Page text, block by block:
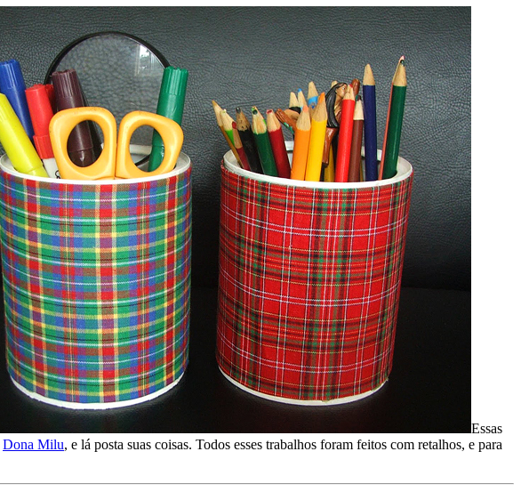
Essas
Dona Milu, e lá posta suas coisas. Todos esses trabalhos foram feitos com retalhos, e para